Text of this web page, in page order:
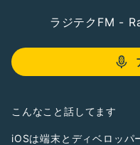
ラジテクFM -
こんなこと話してます
iOSは端末とディベロッパ